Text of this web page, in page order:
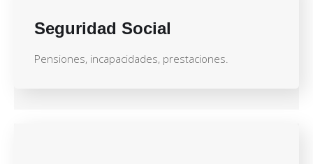
Seguridad Social
Pensiones, incapacidades, prestaciones.